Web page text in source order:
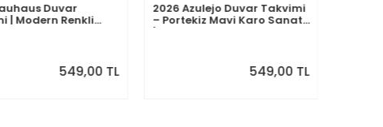
Duvar
| Modern Renkli
549,00 TL
2026 Azulejo Duvar Takvimi
– Portekiz Mavi Karo Sanatı
| Suluboya Akdeniz
549,00 TL